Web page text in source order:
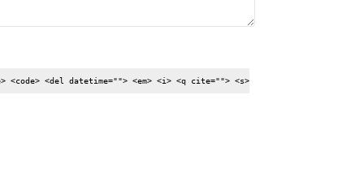
<del datetime=""> <em> <i> <q cite=""> <s>